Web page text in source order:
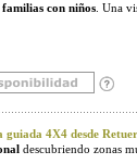
familias con niños . Una
4X4 desde
descubriendo zonas